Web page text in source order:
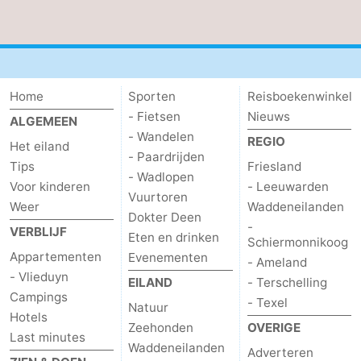
-
-
Schiermonnikoog
-
Terschelling
-
Texel
Weer
Contact
Home
ALGEMEEN
Het eiland
Tips
Voor kinderen
Weer
VERBLIJF
Appartementen
- Vlieduyn
Campings
Hotels
Last minutes
Sporten
- Fietsen
- Wandelen
- Paardrijden
- Wadlopen
Vuurtoren
Dokter Deen
Eten en drinken
Evenementen
EILAND
Natuur
Zeehonden
Waddeneilanden
Reisboekenwinkel
Nieuws
REGIO
Friesland
- Leeuwarden
Waddeneilanden
-
Schiermonnikoog
- Ameland
- Terschelling
- Texel
OVERIGE
Adverteren